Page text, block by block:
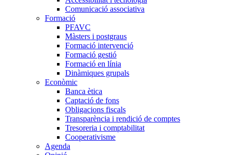
Comunicació associativa
Formació
PFAVC
Màsters i postgraus
Formació intervenció
Formació gestió
Formació en línia
Dinàmiques grupals
Econòmic
Banca ètica
Captació de fons
Obligacions fiscals
Transparència i rendició de comptes
Tresoreria i comptabilitat
Cooperativisme
Agenda